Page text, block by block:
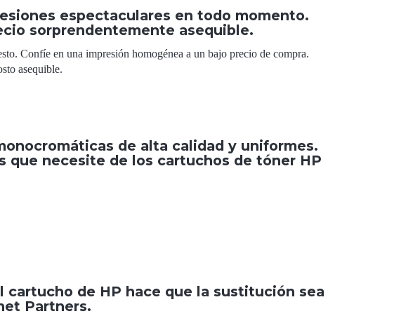
espectaculares en todo momento.
sorprendentemente asequible.
Confíe en una impresión homogénea a un bajo precio de compra.
asequible.
de alta calidad y uniformes.
que necesite de los cartuchos de tóner HP
de HP hace que la sustitución sea
Partners.